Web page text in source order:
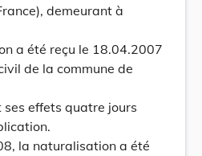
demeurant à
a été reçu le 18.04.2007
de la commune de
effets quatre jours
la naturalisation a été